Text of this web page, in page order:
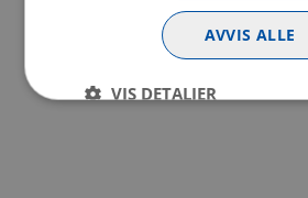
AVVIS ALLE
VIS DETALJER